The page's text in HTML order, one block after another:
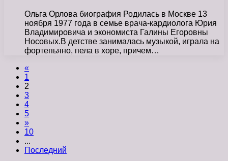
Ольга Орлова биография Родилась в Москве 13
ноября 1977 года в семье врача-кардиолога Юрия
Владимировича и экономиста Галины Егоровны
Носовых.В детстве занималась музыкой, играла на
фортепьяно, пела в хоре, причем…
«
1
2
3
4
5
»
10
...
Последний